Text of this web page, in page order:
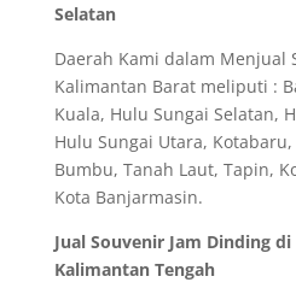
Selatan
Daerah Kami dalam Menjual
Kalimantan Barat meliputi :
Kuala, Hulu Sungai Selatan,
Hulu Sungai Utara,
Bumbu, Tanah Laut, Tapin,
Kota Banjarmasin.
Jual Souvenir Jam Dinding
Kalimantan Tengah